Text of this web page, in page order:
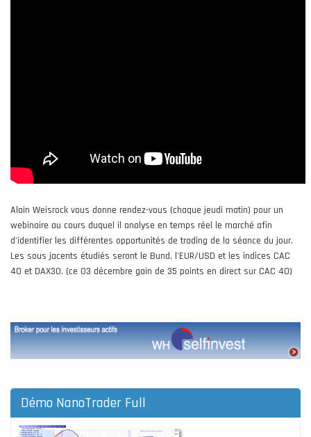
Alain Weisrock vous donne rendez-vous (chaque jeudi matin) pour un
webinaire au cours duquel il analyse en temps réel le marché afin
d'identifier les différentes opportunités de trading de la séance du jour.
Les sous jacents étudiés seront le Bund, l’EUR/USD et les indices CAC
40 et DAX30. (ce 03 décembre gain de 35 points en direct sur CAC 40)
Démo NanoTrader Full